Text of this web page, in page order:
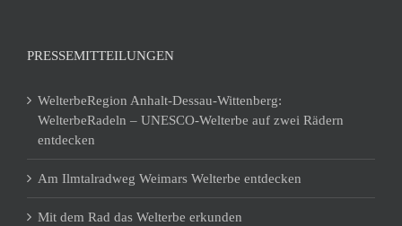
PRESSEMITTEILUNGEN
WelterbeRegion Anhalt-Dessau-Wittenberg:
WelterbeRadeln – UNESCO-Welterbe auf zwei Rädern
entdecken
Am Ilmtalradweg Weimars Welterbe entdecken
Mit dem Rad das Welterbe erkunden